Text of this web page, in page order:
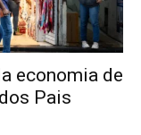
economia de
Pais